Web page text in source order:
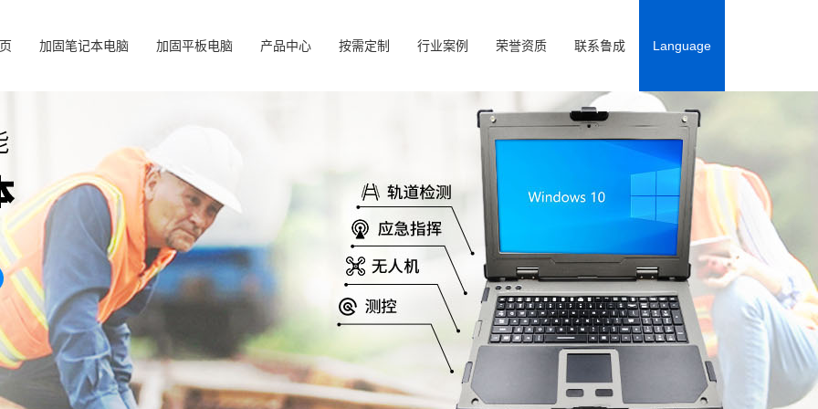
加固笔记本电脑 加固平板电脑 产品中心 按需定制 行业案例 荣誉资质 联系鲁成 Language